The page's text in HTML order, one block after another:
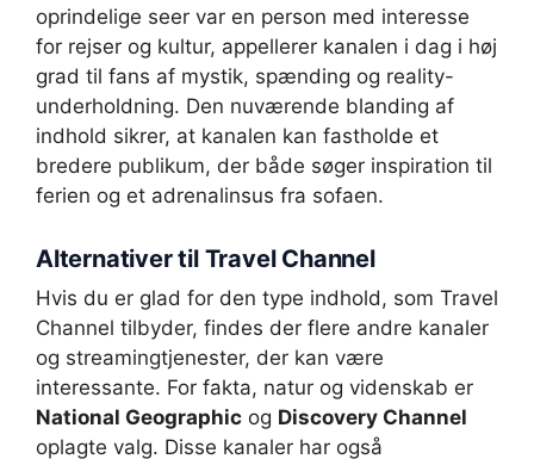
oprindelige seer var en person med interesse
for rejser og kultur, appellerer kanalen i dag i høj
grad til fans af mystik, spænding og reality-
underholdning. Den nuværende blanding af
indhold sikrer, at kanalen kan fastholde et
bredere publikum, der både søger inspiration til
ferien og et adrenalinsus fra sofaen.
Alternativer til Travel Channel
Hvis du er glad for den type indhold, som Travel
Channel tilbyder, findes der flere andre kanaler
og streamingtjenester, der kan være
interessante. For fakta, natur og videnskab er
National Geographic og Discovery Channel
oplagte valg. Disse kanaler har også